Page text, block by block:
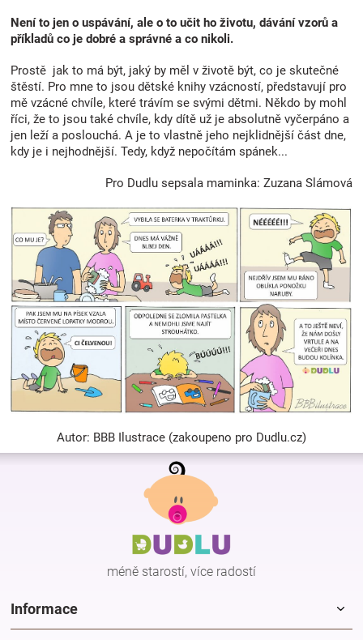
Není to jen o uspávání, ale o to učit ho životu, dávání vzorů a
příkladů co je dobré a správné a co nikoli.
Prostě jak to má být, jaký by měl v životě být, co je skutečné
štěstí. Pro mne to jsou dětské knihy vzácností, představují pro
mě vzácné chvíle, které trávím se svými dětmi. Někdo by mohl
říci, že to jsou také chvíle, kdy dítě už je absolutně vyčerpáno a
jen leží a poslouchá. A je to vlastně jeho nejklidnější část dne,
kdy je i nejhodnější. Tedy, když nepočítám spánek...
Pro Dudlu sepsala maminka: Zuzana Slámová
Autor: BBB Ilustrace (zakoupeno pro Dudlu.cz)
Z
méně starostí, více radostí
Informace